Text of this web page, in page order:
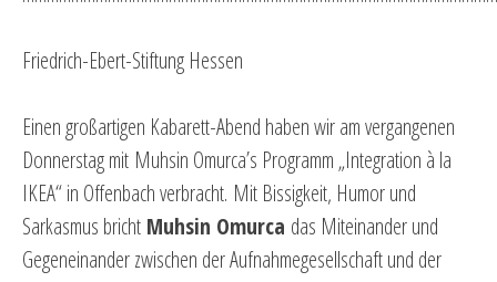
Friedrich-Ebert-Stiftung Hessen
Einen großartigen Kabarett-Abend haben wir am vergangenen
Donnerstag mit Muhsin Omurca’s Programm „Integration à la
IKEA“ in Offenbach verbracht. Mit Bissigkeit, Humor und
Sarkasmus bricht Muhsin Omurca das Miteinander und
Gegeneinander zwischen der Aufnahmegesellschaft und der